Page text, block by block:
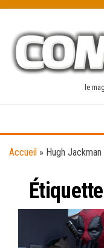
content
le
Accueil » Hugh Jackman